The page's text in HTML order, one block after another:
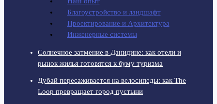
Благоустройство и ландшафт
Проектирование и Архитектура
Инженерные системы
Солнечное затмение в Данидине: как отели и
рынок жилья готовятся к буму туризма
Дубай пересаживается на велосипеды: как The
Loop превращает город пустыни